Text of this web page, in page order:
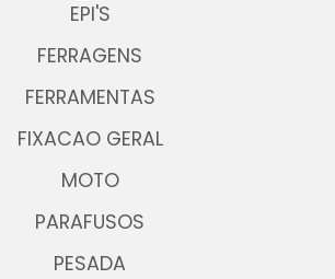
EPI'S
FERRAGENS
FERRAMENTAS
FIXACAO GERAL
MOTO
PARAFUSOS
PESADA